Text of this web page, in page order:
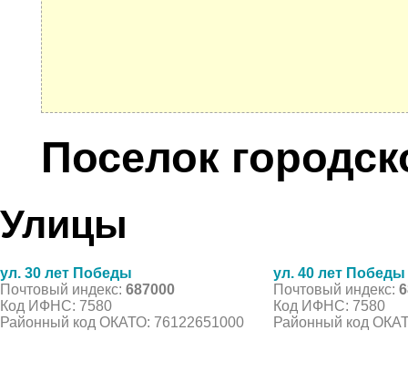
Поселок
Улицы
ул. 30 лет Победы
Почтовый индекс: 687000
Код ИФНС: 7580
Районный код ОКАТО: 76122651000
ул. 40 лет Победы
Почтовый индекс:
Код ИФНС: 7580
Районный код